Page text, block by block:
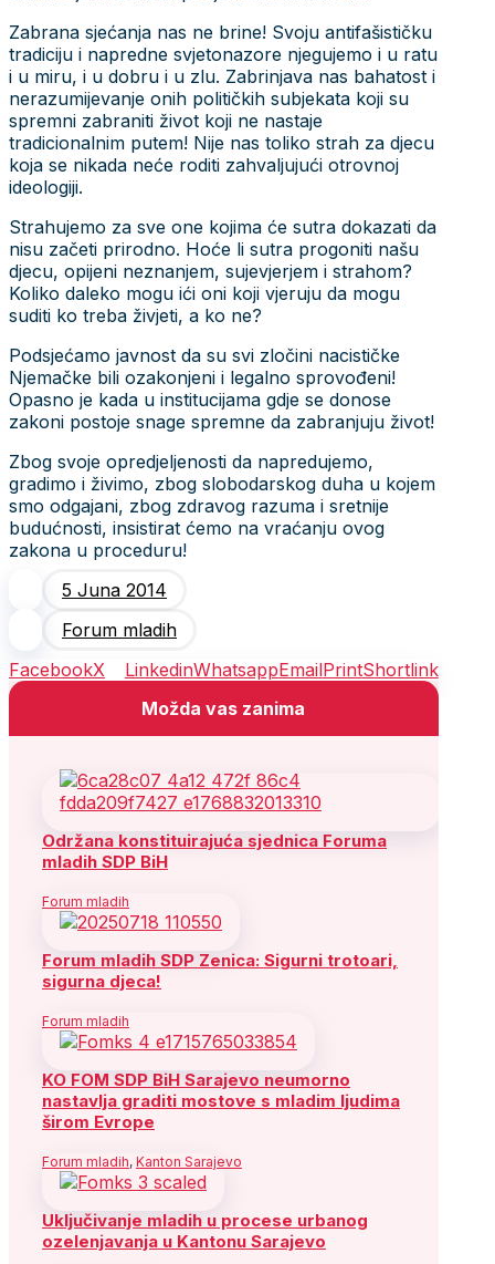
Zabrana sjećanja nas ne brine! Svoju antifašističku
tradiciju i napredne svjetonazore njegujemo i u ratu
i u miru, i u dobru i u zlu. Zabrinjava nas bahatost i
nerazumijevanje onih političkih subjekata koji su
spremni zabraniti život koji ne nastaje
tradicionalnim putem! Nije nas toliko strah za djecu
koja se nikada neće roditi zahvaljujući otrovnoj
ideologiji.
Strahujemo za sve one kojima će sutra dokazati da
nisu začeti prirodno. Hoće li sutra progoniti našu
djecu, opijeni neznanjem, sujevjerjem i strahom?
Koliko daleko mogu ići oni koji vjeruju da mogu
suditi ko treba živjeti, a ko ne?
Podsjećamo javnost da su svi zločini nacističke
Njemačke bili ozakonjeni i legalno sprovođeni!
Opasno je kada u institucijama gdje se donose
zakoni postoje snage spremne da zabranjuju život!
Zbog svoje opredjeljenosti da napredujemo,
gradimo i živimo, zbog slobodarskog duha u kojem
smo odgajani, zbog zdravog razuma i sretnije
budućnosti, insistirat ćemo na vraćanju ovog
zakona u proceduru!
5 Juna 2014
Forum mladih
FacebookX LinkedinWhatsappEmailPrintShortlink
Možda vas zanima
Održana konstituirajuća sjednica Foruma
mladih SDP BiH
Forum mladih
Forum mladih SDP Zenica: Sigurni trotoari,
sigurna djeca!
Forum mladih
KO FOM SDP BiH Sarajevo neumorno
nastavlja graditi mostove s mladim ljudima
širom Evrope
Forum mladih, Kanton Sarajevo
Uključivanje mladih u procese urbanog
ozelenjavanja u Kantonu Sarajevo